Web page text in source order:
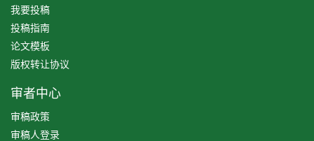
我要投稿
投稿指南
论文模板
版权转让协议
审者中心
审稿政策
审稿人登录